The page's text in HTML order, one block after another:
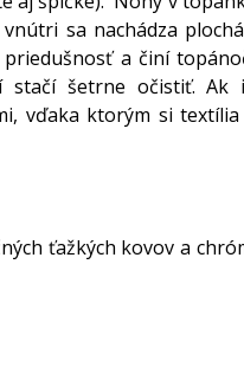
sa nachádza
a činí
šetrne očistiť. Ak
vďaka ktorým si textília
ťažkých kovov a